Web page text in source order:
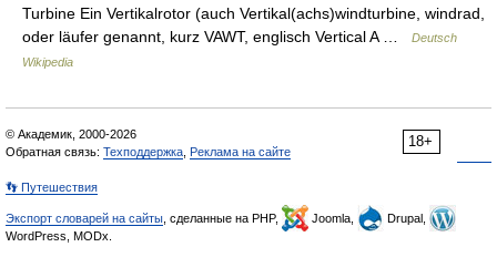
Turbine Ein Vertikalrotor (auch Vertikal(achs)windturbine, windrad,
oder läufer genannt, kurz VAWT, englisch Vertical A …
Deutsch
Wikipedia
18+
© Академик, 2000-2026
Обратная связь: Техподдержка Реклама на сайте
👣 Путешествия
Экспорт словарей на сайты , сделанные на PHP, Joomla,
Drupal,
WordPress, MODx.